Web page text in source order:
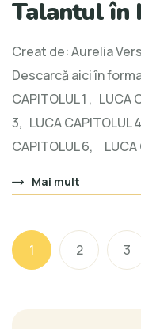
Talantul în
Creat de: Aurelia
Descarcă aici în
CAPITOLUL 1 , LUCA
3, LUCA CAPITOLUL
CAPITOLUL 6, LUCA
Mai mult
1 2 3